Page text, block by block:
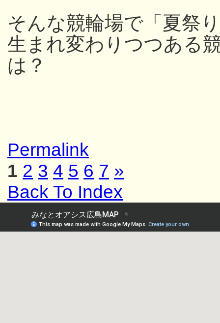
そんな競輪場で「夏祭
生まれ変わりつつある
は？
Permalink
1 2 3 4 5 6 7 »
Back To Index